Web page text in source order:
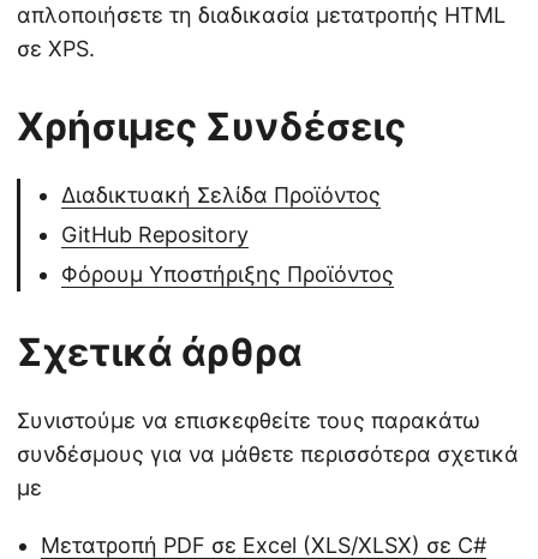
απλοποιήσετε τη διαδικασία μετατροπής HTML
σε XPS.
Χρήσιμες Συνδέσεις
Διαδικτυακή Σελίδα Προϊόντος
GitHub Repository
Φόρουμ Υποστήριξης Προϊόντος
Σχετικά άρθρα
Συνιστούμε να επισκεφθείτε τους παρακάτω
συνδέσμους για να μάθετε περισσότερα σχετικά
με
Μετατροπή PDF σε Excel (XLS/XLSX) σε C#